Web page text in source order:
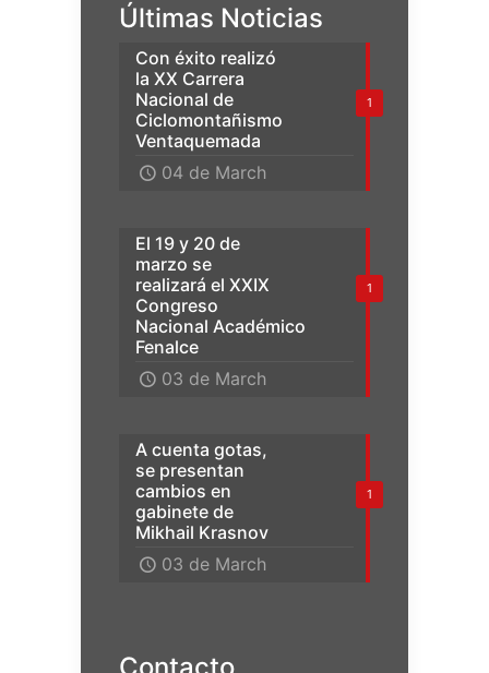
Últimas Noticias
1
Con éxito realizó
la XX Carrera
Nacional de
Ciclomontañismo
Ventaquemada
04 de March
1
El 19 y 20 de
marzo se
realizará el XXIX
Congreso
Nacional Académico
Fenalce
03 de March
1
A cuenta gotas,
se presentan
cambios en
gabinete de
Mikhail Krasnov
03 de March
Contacto